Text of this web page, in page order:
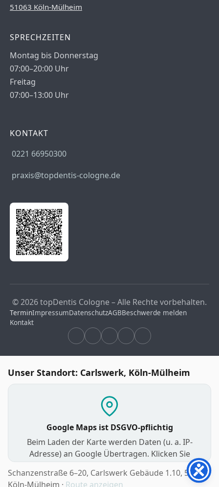
51063 Köln-Mülheim
SPRECHZEITEN
Montag bis Donnerstag
07:00–20:00 Uhr
Freitag
07:00–13:00 Uhr
KONTAKT
0221 66950300
praxis@topdentis-cologne.de
© 2026 topDentis Cologne – Alle Rechte vorbehalten.
TerminImpressumDatenschutzAGBBeschwerde melden
Kontakt
Unser Standort: Carlswerk, Köln-Mülheim
Google Maps ist DSGVO-pflichtig
Beim Laden der Karte werden Daten (u. a. IP-
Adresse) an Google Übertragen. Klicken Sie
unten, um zuzustimmen und die interaktive
Karte anzuzeigen.
Schanzenstraße 6–20, Carlswerk Gebäude 1.10, 51063
Köln-Mülheim · Route anzeigen